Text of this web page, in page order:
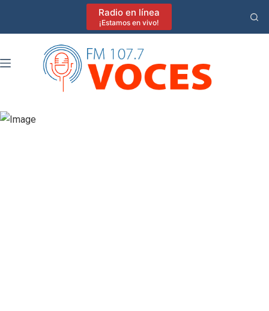
Radio en línea
¡Estamos en vivo!